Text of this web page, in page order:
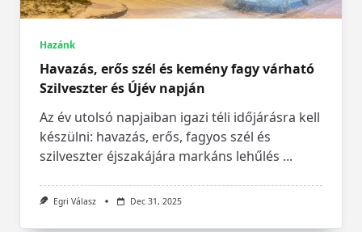
Hazánk
Havazás, erős szél és kemény fagy várható
Szilveszter és Újév napján
Az év utolsó napjaiban igazi téli időjárásra kell
készülni: havazás, erős, fagyos szél és
szilveszter éjszakájára markáns lehűlés ...
Egri Válasz Dec 31, 2025